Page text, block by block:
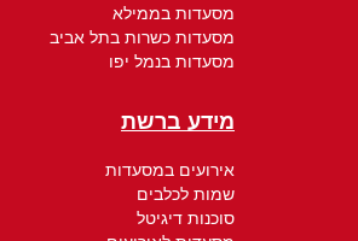
מסעדות בממילא
מסעדות כשרות בתל אביב
מסעדות בנמל יפו
מידע ברשת
אירועים במסעדות
שמות לכלבים
סוכנות דיגיטל